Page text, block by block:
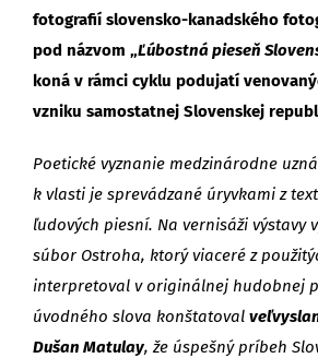
fotografií slovensko-kanadského
pod názvom „Ľúbostná pieseň
koná v rámci cyklu podujatí
vzniku samostatnej Slovenskej
Poetické vyznanie medzinárodne
k vlasti je sprevádzané úryvkami z
ľudových piesní. Na vernisáži výstavy
súbor Ostroha, ktorý viaceré z
interpretoval v originálnej hudobnej
úvodného slova konštatoval
Dušan Matulay, že úspešný príbeh